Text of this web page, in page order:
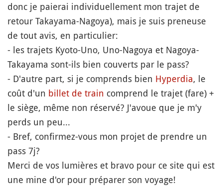
donc je paierai individuellement mon trajet de
retour Takayama-Nagoya), mais je suis preneuse
de tout avis, en particulier:
- les trajets Kyoto-Uno, Uno-Nagoya et Nagoya-
Takayama sont-ils bien couverts par le pass?
- D'autre part, si je comprends bien Hyperdia, le
coût d'un billet de train comprend le trajet (fare) +
le siège, même non réservé? J'avoue que je m'y
perds un peu...
- Bref, confirmez-vous mon projet de prendre un
pass 7j?
Merci de vos lumières et bravo pour ce site qui est
une mine d'or pour préparer son voyage!